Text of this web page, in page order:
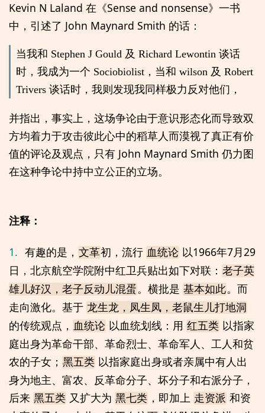
Kevin N Laland 在《Sense and nonsense》一书
中，引述了 John Maynard Smith 的话：
当我和 Stephen J Gould 及 Richard Lewontin 谈话
时，我成为一个 Sociobiolist，当和 wilson 及 Robert
Trivers 谈话时，我则发现我同样极力反对他们，
并指出，事实上，这场争论由于意识形态化而导致双
方均着力于攻击彼此心中的稻草人而漠视了真正有价
值的评论及观点，只有 John Maynard Smith 仍力图
在这种争论中持中立公正的立场。
注释：
1. 有趣的是， 文革初，流行 血统论 以1966年7月29
日，北京航空学院附中红卫兵贴出如下对联： 老子英
雄儿好汉，老子反动儿混蛋。横批是 基本如此。而
走向激化。基于 龙生龙，凤生凤，老鼠生儿打地洞
的传统观点， 血统论 以血统划线：用 红五类 以指家
庭出身为革命干部、革命烈士、革命军人、工人和贫
农的子女； 黑五类 以指家庭出身或者亲属中有人出
身为地主、富农、反革命分子、坏分子和右派分子，
后来 黑五类 又扩大为 黑七类 ，即加上 走资派 和资